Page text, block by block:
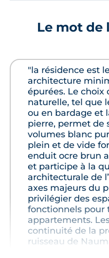
Le mot de
"la résidence est
architecture
épurées. Le
naturelle, tel que
ou en bardage et
pierre, permet de
volumes blanc
plein et de vide
enduit ocre brun
et participe à la
architecturale de
axes majeurs du
privilégier des
fonctionnels pour
appartements.
continuité de la
ruisseau de
cadre de vie au